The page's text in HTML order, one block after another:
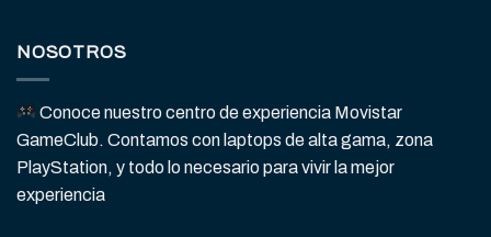
NOSOTROS
Conoce nuestro centro de experiencia Movistar
GameClub. Contamos con laptops de alta gama, zona
PlayStation, y todo lo necesario para vivir la mejor
experiencia